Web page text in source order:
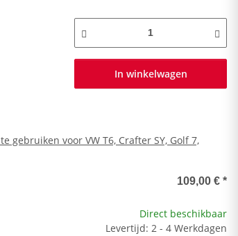
In winkelwagen
voor VW T6, Crafter SY, Golf 7,
109,00 € *
Direct beschikbaar
Levertijd: 2 - 4 Werkdagen